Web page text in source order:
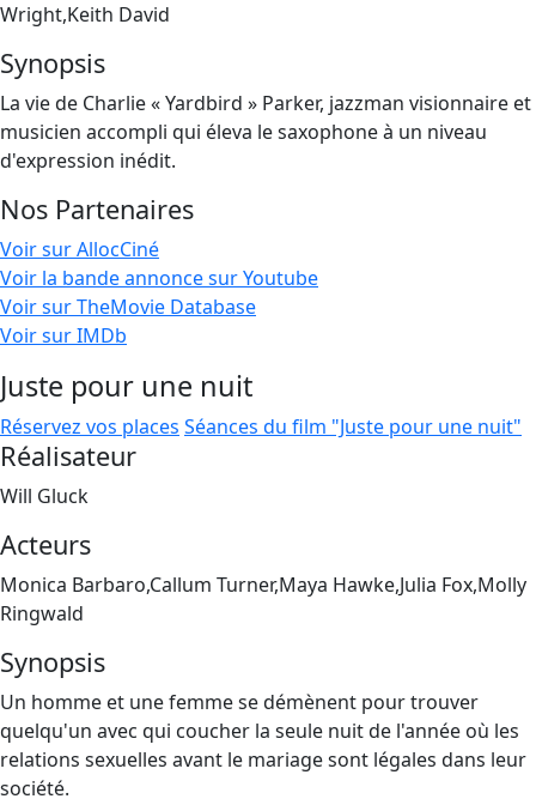
Wright,Keith David
Synopsis
La vie de Charlie « Yardbird » Parker, jazzman visionnaire et
musicien accompli qui éleva le saxophone à un niveau
d'expression inédit.
Nos Partenaires
Voir sur AllocCiné
Voir la bande annonce sur Youtube
Voir sur TheMovie Database
Voir sur IMDb
Juste pour une nuit
Réservez vos places Séances du film "Juste pour une nuit"
Réalisateur
Will Gluck
Acteurs
Monica Barbaro,Callum Turner,Maya Hawke,Julia Fox,Molly
Ringwald
Synopsis
Un homme et une femme se démènent pour trouver
quelqu'un avec qui coucher la seule nuit de l'année où les
relations sexuelles avant le mariage sont légales dans leur
société.